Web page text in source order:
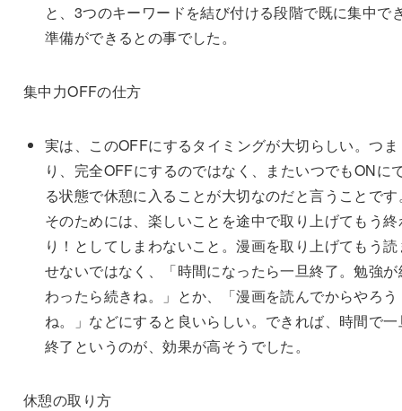
と、3つのキーワードを結び付ける段階で既に集中で
準備ができるとの事でした。
集中力OFFの仕方
実は、このOFFにするタイミングが大切らしい。つま
り、完全OFFにするのではなく、またいつでもONに
る状態で休憩に入ることが大切なのだと言うことです
そのためには、楽しいことを途中で取り上げてもう終
り！としてしまわないこと。漫画を取り上げてもう読
せないではなく、「時間になったら一旦終了。勉強が
わったら続きね。」とか、「漫画を読んでからやろう
ね。」などにすると良いらしい。できれば、時間で一
終了というのが、効果が高そうでした。
休憩の取り方